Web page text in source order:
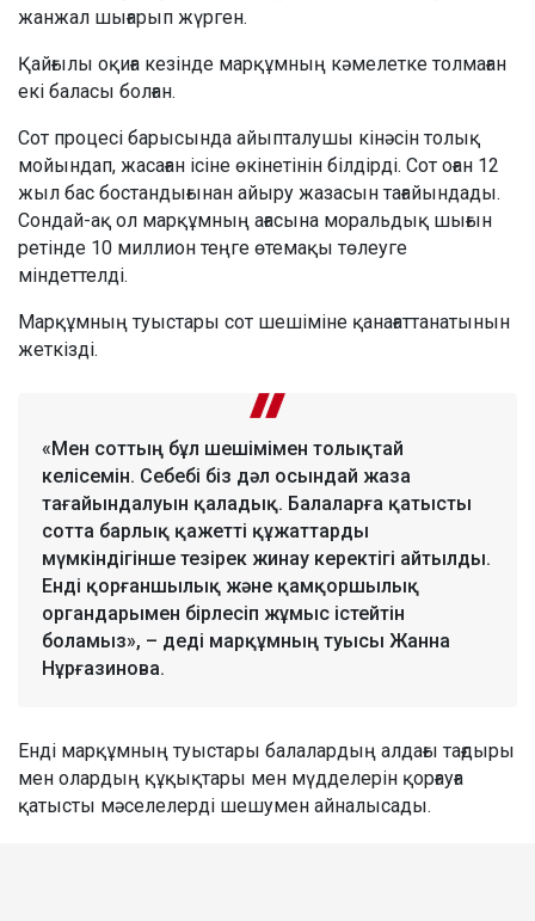
жанжал шығарып жүрген.
Қайғылы оқиға кезінде марқұмның кәмелетке толмаған
екі баласы болған.
Сот процесі барысында айыпталушы кінәсін толық
мойындап, жасаған ісіне өкінетінін білдірді. Сот оған 12
жыл бас бостандығынан айыру жазасын тағайындады.
Сондай-ақ ол марқұмның ағасына моральдық шығын
ретінде 10 миллион теңге өтемақы төлеуге
міндеттелді.
Марқұмның туыстары сот шешіміне қанағаттанатынын
жеткізді.
«Мен соттың бұл шешімімен толықтай
келісемін. Себебі біз дәл осындай жаза
тағайындалуын қаладық. Балаларға қатысты
сотта барлық қажетті құжаттарды
мүмкіндігінше тезірек жинау керектігі айтылды.
Енді қорғаншылық және қамқоршылық
органдарымен бірлесіп жұмыс істейтін
боламыз», – деді марқұмның туысы Жанна
Нұрғазинова.
Енді марқұмның туыстары балалардың алдағы тағдыры
мен олардың құқықтары мен мүдделерін қорғауға
қатысты мәселелерді шешумен айналысады.